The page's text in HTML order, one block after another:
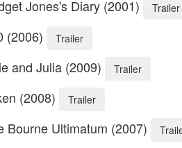
Jones's Diary (2001) Trailer
(2006) Trailer
and Julia (2009) Trailer
(2008) Trailer
Bourne Ultimatum (2007)